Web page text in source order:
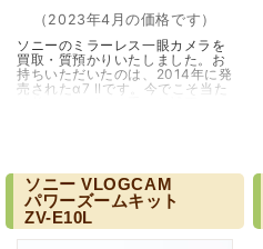
（2023年4月の価格です）
ソニーのミラーレス一眼カメラを
買取・質預かりいたしました。お
持ちいただいたのは、2014年に発
売されたα7 IIです。今でこそ当た
ソニー VLOGCAM
パワーズームキット
ZV-E10L